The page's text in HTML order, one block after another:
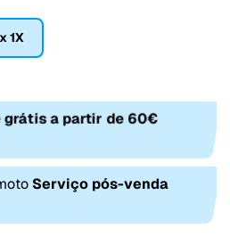
1X
grátis a partir de 60€
Serviço pós-venda